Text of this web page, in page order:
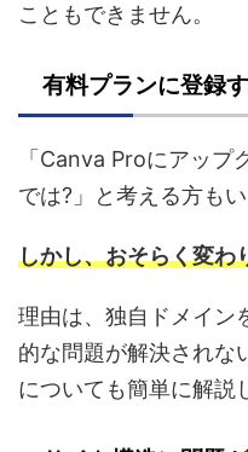
こともできません。
有料プランに登録
「Canva Proにアップ
では?」と考える方も
しかし、おそらく変わ
理由は、独自ドメイン
的な問題が解決されな
についても簡単に解説